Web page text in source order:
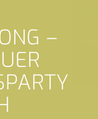
–